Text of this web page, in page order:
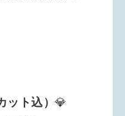
ト込） 💎